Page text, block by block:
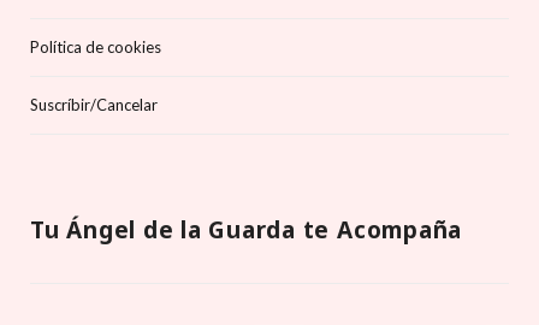
Política de cookies
Suscríbir/Cancelar
Tu Ángel de la Guarda te Acompaña